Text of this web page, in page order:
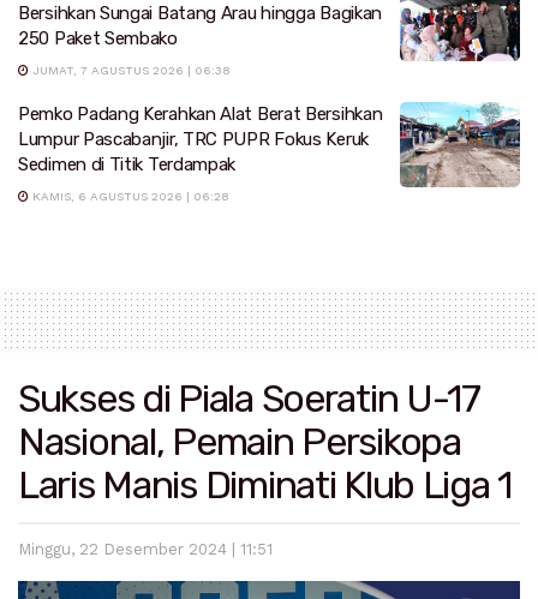
Bersihkan Sungai Batang Arau hingga Bagikan
250 Paket Sembako
JUMAT, 7 AGUSTUS 2026 | 06:38
Pemko Padang Kerahkan Alat Berat Bersihkan
Lumpur Pascabanjir, TRC PUPR Fokus Keruk
Sedimen di Titik Terdampak
KAMIS, 6 AGUSTUS 2026 | 06:28
Sukses di Piala Soeratin U-17
Nasional, Pemain Persikopa
Laris Manis Diminati Klub Liga 1
Minggu, 22 Desember 2024 | 11:51